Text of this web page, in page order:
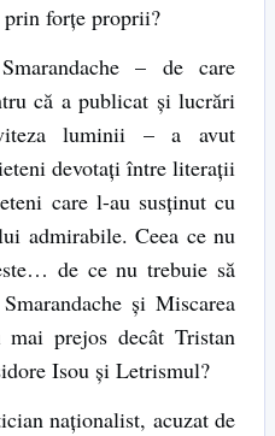
prin forțe proprii?
– de care
că a publicat și lucrări
luminii – a avut
devotați între literații
care l-au susținut cu
admirabile. Ceea ce nu
de ce nu trebuie să
și Miscarea
prejos decât Tristan
Isou și Letrismul?
naționalist, acuzat de